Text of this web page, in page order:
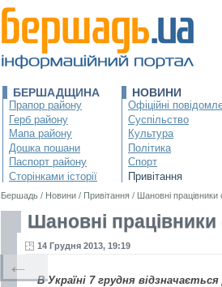
БЕРШАДЩИНА
Прапор району
Герб району
Мапа району
Дошка пошани
Паспорт району
Сторінками історії
НОВИНИ
Офіційні
Суспільство
Культура
Політика
Спорт
Привітання
Бершадь / Новини / Привітання / Шановні працівники
Шановні працівники
14 Грудня 2013, 19:19
В Україні 7 грудня
←